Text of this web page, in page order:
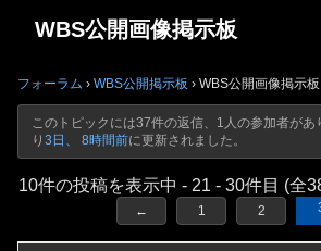
WBS公開画像掲示板
フォーラム › WBS公開掲示板 › WBS公開画像掲示板
このトピックには37件の返信、1人の参加者があ
り 3日、 8時間前に更新されました。
10件の投稿を表示中 - 21 - 30件目 (全
← 1 2